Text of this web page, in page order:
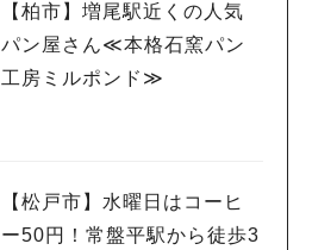
【柏市】増尾駅近くの人気
パン屋さん≪本格石窯パン
工房ミルポンド≫
【松戸市】水曜日はコーヒ
ー50円！常盤平駅から徒歩3